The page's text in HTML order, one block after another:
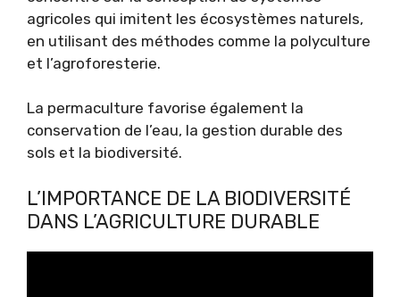
agricoles qui imitent les écosystèmes naturels,
en utilisant des méthodes comme la polyculture
et l’agroforesterie.
La permaculture favorise également la
conservation de l’eau, la gestion durable des
sols et la biodiversité.
L’IMPORTANCE DE LA BIODIVERSITÉ
DANS L’AGRICULTURE DURABLE